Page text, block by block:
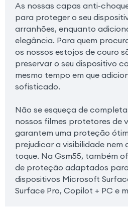
As nossas capas anti-
para proteger o seu
arranhões, enquanto
elegância. Para quem
os nossos estojos de couro
preservar o seu dispositivo
mesmo tempo em que
sofisticado.
Não se esqueça de
nossos filmes protetores de
garantem uma proteção
prejudicar a visibilidade nem
toque. Na Gsm55, também
de proteção adaptados
dispositivos Microsoft
Surface Pro, Copilot + PC e